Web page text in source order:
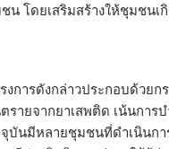
น โดยเสริมสร้างให้ชุมชน
งการดังกล่าวประกอบด้วย
รายจากยาเสพติด เน้นกา
บันมีหลายชุมชนที่ดำเนินก